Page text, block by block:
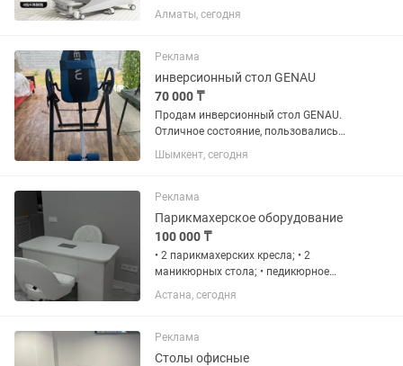
Продаю новое удобное детское
компьютерное кресло D-075 Подойдет
формировать правильную осанку и
делает учебу...
Алматы, сегодня
Реклама
инверсионный стол GENAU
70 000 ₸
Продам инверсионный стол GENAU.
Отличное состояние, пользовались
аккуратно. Подходит для растяжки
позвоночника, снятия нагрузки со
под рост пользователя, удобные...
Шымкент, сегодня
Реклама
Парикмахерское оборудование
100 000 ₸
• 2 парикмахерских кресла; • 2
маникюрных стола; • педикюрное
кресло; • мойка; • кушетка.
Астана, сегодня
Реклама
Столы офисные